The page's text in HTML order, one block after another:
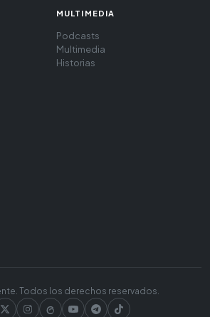
MULTIMEDIA
Podcasts
Multimedia
Historias
Todos los derechos reservados.